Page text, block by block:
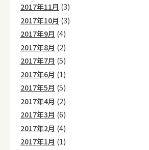
2017年11月 (3)
2017年10月 (3)
2017年9月 (4)
2017年8月 (2)
2017年7月 (5)
2017年6月 (1)
2017年5月 (5)
2017年4月 (2)
2017年3月 (6)
2017年2月 (4)
2017年1月 (1)